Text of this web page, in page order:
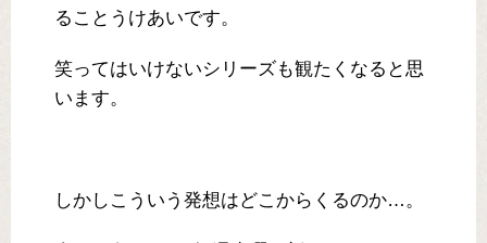
ることうけあいです。
笑ってはいけないシリーズも観たくなると思
います。
しかしこういう発想はどこからくるのか…。